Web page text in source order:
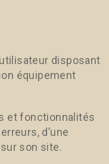
disposant
équipement
et fonctionnalités
d’une
son site.